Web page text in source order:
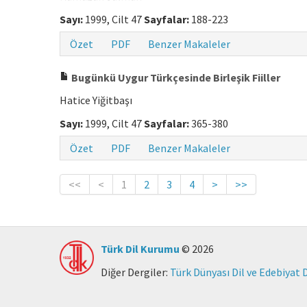
Sayı: 1999, Cilt 47Sayfalar: 188-223
Özet
PDF Benzer Makaleler
Bugünkü Uygur Türkçesinde Birleşik Fiiller
Hatice Yiğitbaşı
Sayı: 1999, Cilt 47Sayfalar:365-380
Özet
PDF Benzer Makaleler
<< < 1 2 3 4 > >>
Türk Dil Kurumu © 2026
Diğer Dergiler: Türk Dünyası Dil ve Edebiyat